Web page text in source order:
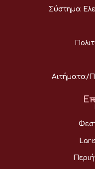
Σύστημα
Αιτήματα/